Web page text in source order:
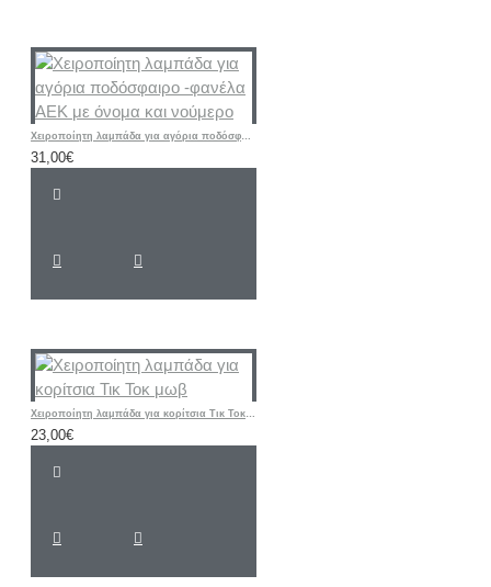
Χειροποίητη λαμπάδα για αγόρια ποδόσφαιρο -φανέλα ΑΕΚ με όνομα και νούμερο
31,00€
Χειροποίητη λαμπάδα για κορίτσια Τικ Τοκ μωβ
23,00€